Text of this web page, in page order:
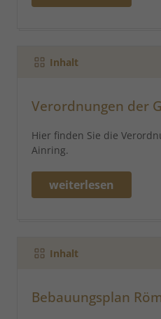
Inhalt
Verordnungen der
Hier finden Sie die
Ainring.
weiterlesen
Inhalt
Bebauungsplan